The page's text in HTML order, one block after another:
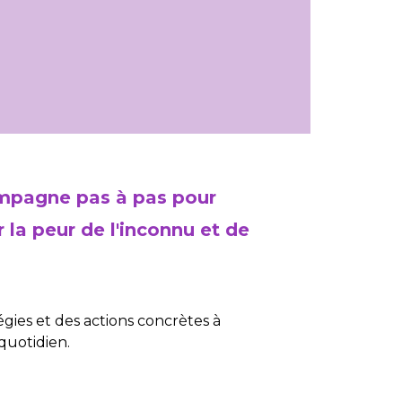
pas à pas pour
la peur de l'inconnu et de
et des actions concrètes à